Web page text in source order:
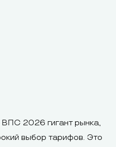
ВПС 2026 гигант рынка,
выбор тарифов. Это